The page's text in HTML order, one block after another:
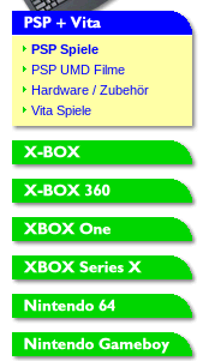
PSP Spiele
PSP UMD Filme
Hardware / Zubehör
Vita Spiele